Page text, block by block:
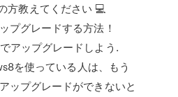
方教えてください 💻
プグレードする方法！
アップグレードしよう.
を使っている人は、もう
ップグレードができないと